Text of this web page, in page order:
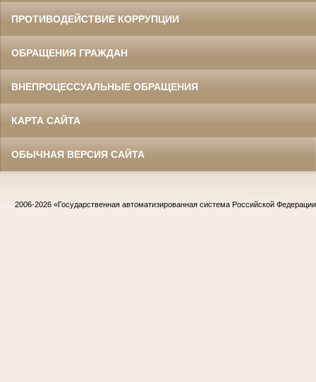
ПРОТИВОДЕЙСТВИЕ КОРРУПЦИИ
ОБРАЩЕНИЯ ГРАЖДАН
ВНЕПРОЦЕССУАЛЬНЫЕ ОБРАЩЕНИЯ
КАРТА САЙТА
ОБЫЧНАЯ ВЕРСИЯ САЙТА
2006-2026 «Государственная автоматизированная система Российской